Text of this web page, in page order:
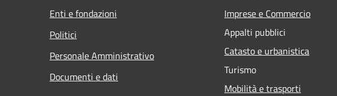
Enti e fondazioni
Politici
Personale Amministrativo
Documenti e dati
Imprese e Commercio
Appalti pubblici
Catasto e urbanistica
Turismo
Mobilità e trasporti